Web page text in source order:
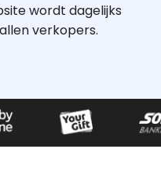
wordt dagelijks
verkopers.